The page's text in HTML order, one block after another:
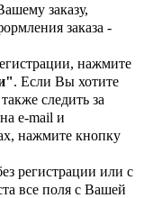
заказу,
заказа -
нажмите
. Если Вы хотите
следить за
e-mail и
нажмите кнопку
регистрации или с
все поля с Вашей